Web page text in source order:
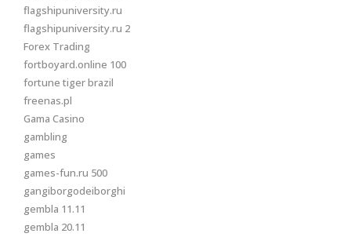
flagshipuniversity.ru
flagshipuniversity.ru 2
Forex Trading
fortboyard.online 100
fortune tiger brazil
freenas.pl
Gama Casino
gambling
games
games-fun.ru 500
gangiborgodeiborghi
gembla 11.11
gembla 20.11